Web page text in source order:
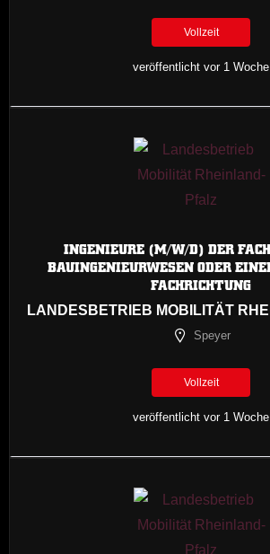
Vollzeit
veröffentlicht vor 1 Woche
INGENIEURE (M/W/D) DER
BAUINGENIEURWESEN ODER
FACHRICHTUNG
LANDESBETRIEB MOBILITÄT
Speyer
Vollzeit
veröffentlicht vor 1 Woche